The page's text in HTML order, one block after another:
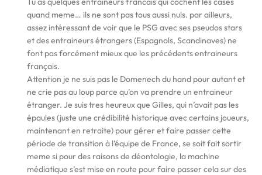
quand meme… ils ne sont pas tous aussi nuls. par ailleurs,
assez intéressant de voir que le PSG avec ses pseudos stars
et des entraineurs étrangers (Espagnols, Scandinaves) ne
font pas forcément mieux que les précédents entraineurs
français.
Attention je ne suis pas le Domenech du hand pour autant et
ne crie pas au loup parce qu’on va prendre un entraineur
étranger. Je suis tres heureux que Gilles, qui n’avait pas les
épaules (juste une crédibilité historique avec certains joueurs,
maintenant en retraite) pour gérer et faire passer cette
période de transition à l’équipe de France, se soit fait sortir
meme si pour des raisons de déontologie, la machine
médiatique s’est mise en route pour faire passer cela sur des